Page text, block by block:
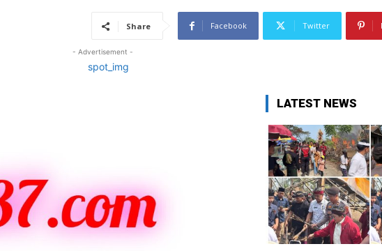
Share Facebook Twitter
- Advertisement -
LATEST NEWS